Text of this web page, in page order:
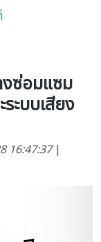
งซ่อมแซม
ะบบเสียง
16:47:37 |